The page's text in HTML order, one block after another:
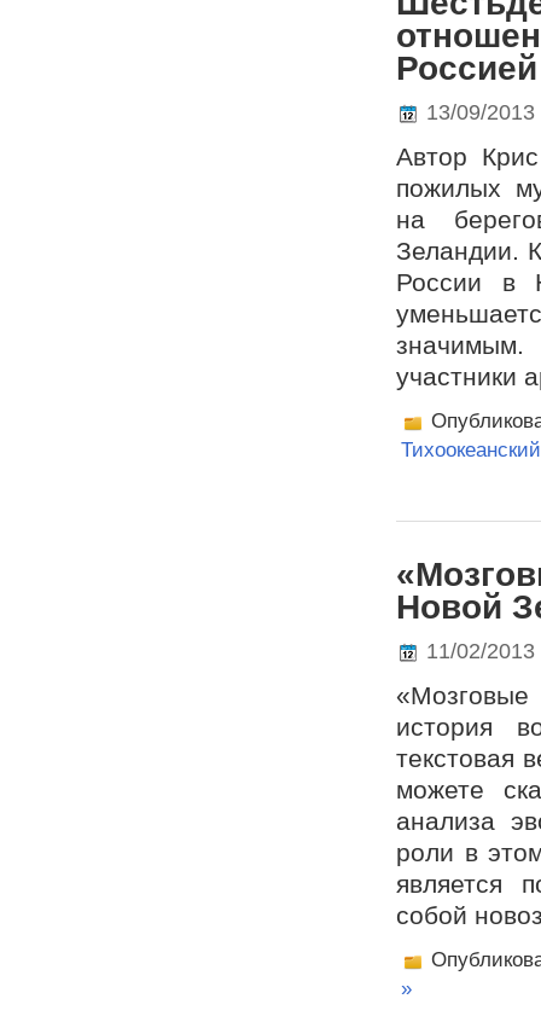
Россией
13/09/2013
Автор
пожилых
на
Зеландии.
России в
участники
Новой
11/02/2013
«Мозговые
история
текстовая
можете
анализа
роли в
является
собой
»